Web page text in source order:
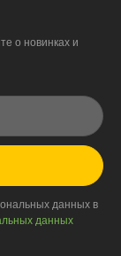
о новинках и
данных в
данных